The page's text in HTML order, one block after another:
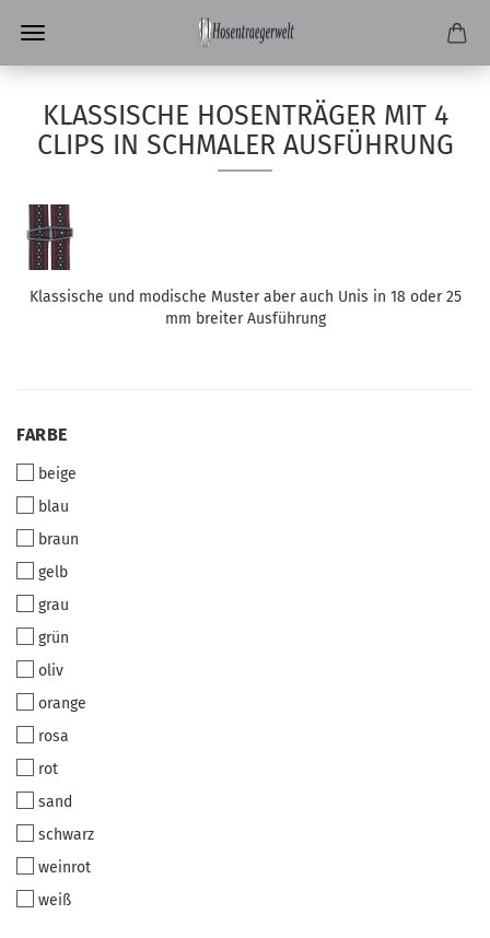
KLASSISCHE HOSENTRÄGER MIT 4
CLIPS IN SCHMALER AUSFÜHRUNG
Klassische und modische Muster aber auch Unis in 18 oder 25
mm breiter Ausführung
FARBE
FARBE
beige
blau
braun
gelb
grau
grün
oliv
orange
rosa
rot
sand
schwarz
weinrot
weiß